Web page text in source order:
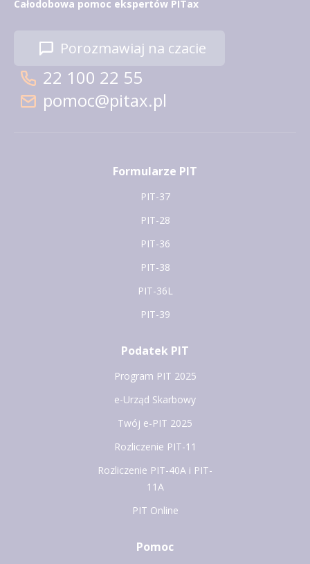
Całodobowa pomoc ekspertów PITax
Porozmawiaj na czacie
22 100 22 55
pomoc@pitax.pl
Formularze PIT
PIT-37
PIT-28
PIT-36
PIT-38
PIT-36L
PIT-39
Podatek PIT
Program PIT 2025
e-Urząd Skarbowy
Twój e-PIT 2025
Rozliczenie PIT-11
Rozliczenie PIT-40A i PIT-
11A
PIT Online
Pomoc